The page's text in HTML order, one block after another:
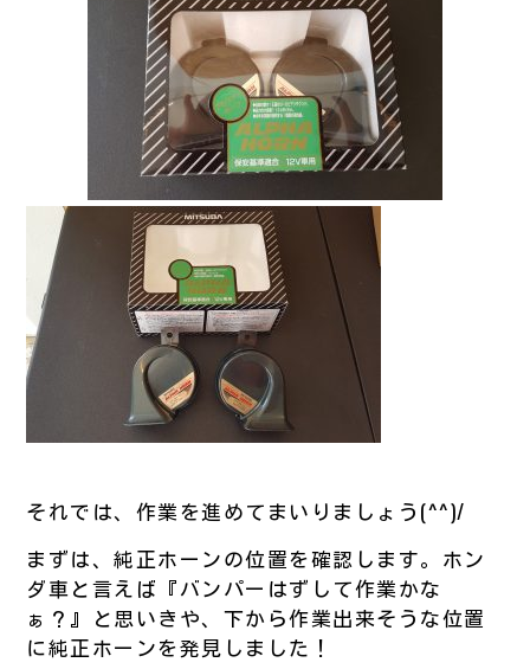
それでは、作業を進めてまいりましょう(^^)/
まずは、純正ホーンの位置を確認します。ホン
ダ車と言えば『バンパーはずして作業かな
ぁ？』と思いきや、下から作業出来そうな位置
に純正ホーンを発見しました！